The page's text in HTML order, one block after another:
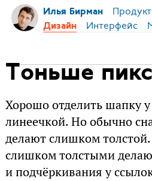
Илья Бирман
Дизайн Интерфейс
Тоньше
Хорошо отделить шапку
линеечкой. Но обычно
делают слишком
слишком толстыми
и подчёркивания у